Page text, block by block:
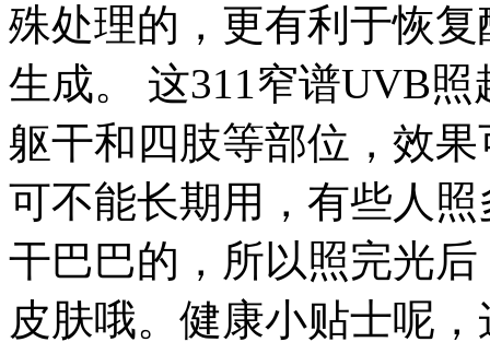
殊处理的，更有利于恢
生成。 这311窄谱UVB
躯干和四肢等部位，效
可不能长期用，有些人
干巴巴的，所以照完光
皮肤哦。健康小贴士呢